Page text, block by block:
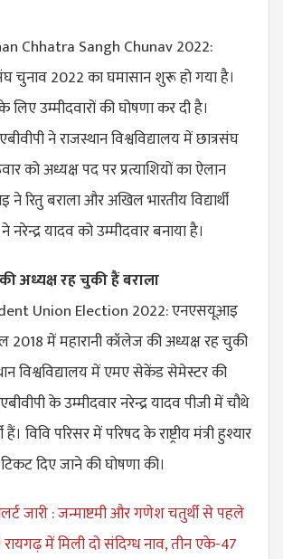
Chhatra Sangh Chunav 2022:
चुनाव 2022 का घमासान शुरू हो गया है।
उम्मीदवारों की घोषणा कर दी है।
ने राजस्थान विश्वविद्यालय में छात्रसंघ
को अध्यक्ष पद पर प्रत्याशियों का ऐलान
रितु बराला और अखिल भारतीय विद्यार्थी
नरेन्द्र यादव को उम्मीदवार बनाया है।
अध्यक्ष रह चुकी हैं बराला
Union Election 2022: एनएसयूआइ
2018 में महारानी कॉलेज की अध्यक्ष रह चुकी
विश्वविद्यालय में एमए सेकेंड सेमेस्टर की
के उम्मीदवार नरेन्द्र यादव पीजी में चौथे
विवि परिसर में परिषद के राष्ट्रीय मंत्री हुश्यार
दिए जाने की घोषणा की।
जारी : जन्माष्टमी और गणेश चतुर्थी से पहले
रायगढ़ में मिली दो संदिग्ध नाव, तीन एके-47